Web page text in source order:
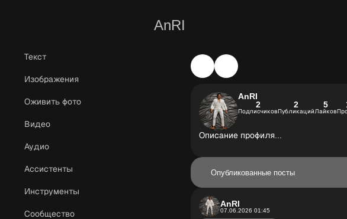
Текст
Изображения
Оживить фото
Видео
Аудио
Ассистенты
Инструменты
Сообщество
AnRI
AnRI
2
Подписчиков
2
Публикаций
5
Лайков
Описание профиля...
Опубликованные посты
AnRI
07.06.2026 01:45